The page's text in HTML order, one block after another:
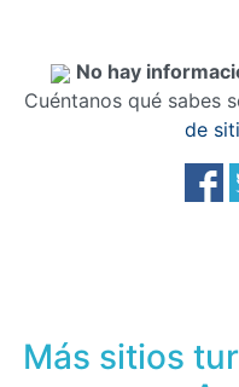
No hay
Cuéntanos qué sabes
de
Más sitios